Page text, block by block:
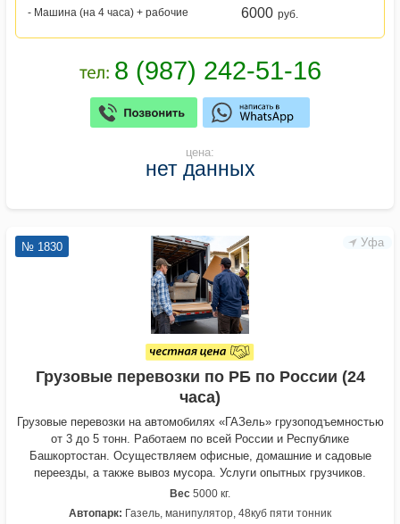
- Машина (на 4 часа) + рабочие
6000 руб.
цена:
нет данных
Уфа
№ 1830
Грузовые перевозки по РБ по России (24
часа)
Грузовые перевозки на автомобилях «ГАЗель» грузоподъемностью
от 3 до 5 тонн. Работаем по всей России и Республике
Башкортостан. Осуществляем офисные, домашние и садовые
переезды, а также вывоз мусора. Услуги опытных грузчиков.
Вес 5000 кг.
Автопарк: Газель, манипулятор, 48куб пяти тонник